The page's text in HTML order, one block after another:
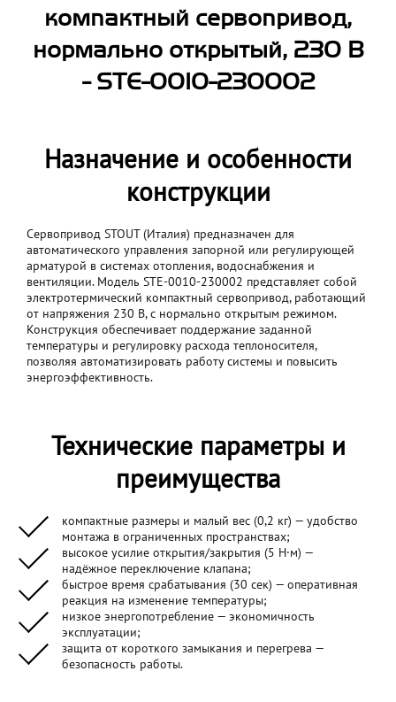
компактный сервопривод,
нормально открытый, 230 В
- STE-0010-230002
Назначение и особенности
конструкции
Сервопривод STOUT (Италия) предназначен для
автоматического управления запорной или регулирующей
арматурой в системах отопления, водоснабжения и
вентиляции. Модель STE-0010-230002 представляет собой
электротермический компактный сервопривод, работающий
от напряжения 230 В, с нормально открытым режимом.
Конструкция обеспечивает поддержание заданной
температуры и регулировку расхода теплоносителя,
позволяя автоматизировать работу системы и повысить
энергоэффективность.
Технические параметры и
преимущества
компактные размеры и малый вес (0,2 кг) — удобство
монтажа в ограниченных пространствах;
высокое усилие открытия/закрытия (5 Н·м) —
надёжное переключение клапана;
быстрое время срабатывания (30 сек) — оперативная
реакция на изменение температуры;
низкое энергопотребление — экономичность
эксплуатации;
защита от короткого замыкания и перегрева —
безопасность работы.